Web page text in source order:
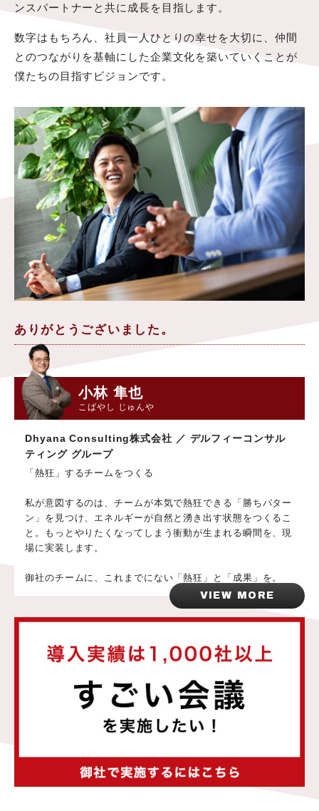
ンスパートナーと共に成長を目指します。
数字はもちろん、社員一人ひとりの幸せを大切に、仲間
とのつながりを基軸にした企業文化を築いていくことが
僕たちの目指すビジョンです。
ありがとうございました。
小林 隼也
こばやし じゅんや
Dhyana Consulting株式会社 ／ デルフィーコンサル
ティング グループ
「熱狂」するチームをつくる
私が意図するのは、チームが本気で熱狂できる「勝ちパター
ン」を見つけ、エネルギーが自然と湧き出す状態をつくるこ
と。もっとやりたくなってしまう衝動が生まれる瞬間を、現
場に実装します。
御社のチームに、これまでにない「熱狂」と「成果」を。
VIEW MORE